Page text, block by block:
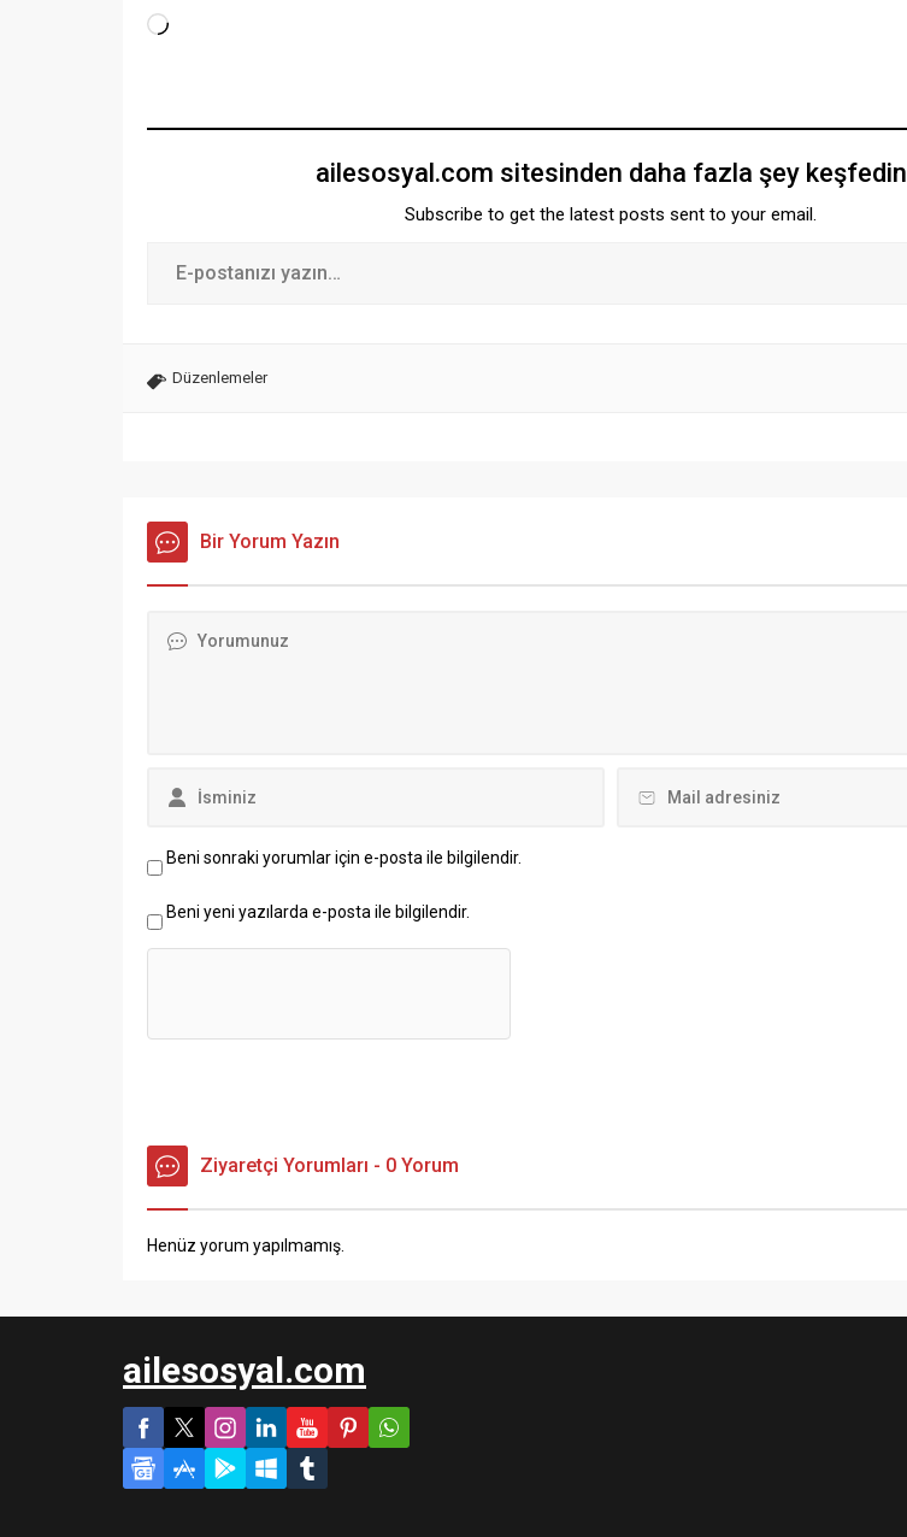
ailesosyal.com sitesinden daha fazla şey keşfedin
Subscribe to get the latest posts sent to your email.
Düzenlemeler
Bir Yorum Yazın
Beni sonraki yorumlar için e-posta ile bilgilendir.
Beni yeni yazılarda e-posta ile bilgilendir.
Ziyaretçi Yorumları - 0 Yorum
Henüz yorum yapılmamış.
ailesosyal.com